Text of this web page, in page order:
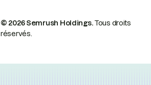
© 2026 Semrush Holdings.Tous droits
réservés.